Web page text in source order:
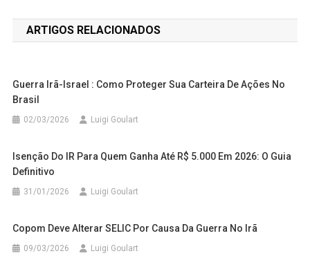
de
Post
ARTIGOS RELACIONADOS
Guerra Irã-Israel : Como Proteger Sua Carteira De Ações No
Brasil
02/03/2026 Luigi Goulart
Isenção Do IR Para Quem Ganha Até R$ 5.000 Em 2026: O Guia
Definitivo
31/01/2026 Luigi Goulart
Copom Deve Alterar SELIC Por Causa Da Guerra No Irã
09/03/2026 Luigi Goulart